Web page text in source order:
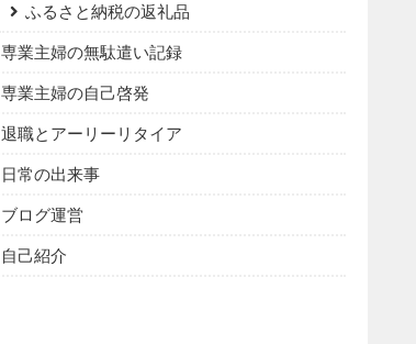
ふるさと納税の返礼品
専業主婦の無駄遣い記録
専業主婦の自己啓発
退職とアーリーリタイア
日常の出来事
ブログ運営
自己紹介